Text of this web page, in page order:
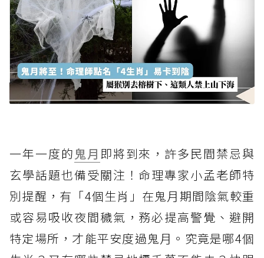
一年一度的 鬼月 即將到來，許多民間禁忌與
玄學話題也備受關注！命理專家小孟老師特
別提醒，有「4個生肖」在鬼月期間陰氣較重
或容易吸收夜間穢氣，務必提高警覺、避開
特定場所，才能平安度過鬼月。究竟是哪4個